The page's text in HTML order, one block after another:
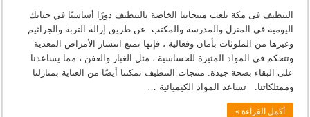
التنظيف فى مكة تلعب منتجاتنا الخاصة بالتنظيف دورًا أساسيًا في حياتك
اليومية في المنزل والمدرسة والمكتب. عن طريق إزالة التربة والجراثيم
وغيرها من الملوثات بأمان وفعالية ، فإنها تمنع انتشار الأمراض المعدية
وتتحكم في المواد المثيرة للحساسية ، مثل الغبار والعفن ، مما يساعدنا
على البقاء بصحة جيدة. منتجات التنظيف تمكننا أيضًا من العناية بمنازلنا
وممتلكاتنا. تساعد المواد الكيميائية …
أكمل القراءة »